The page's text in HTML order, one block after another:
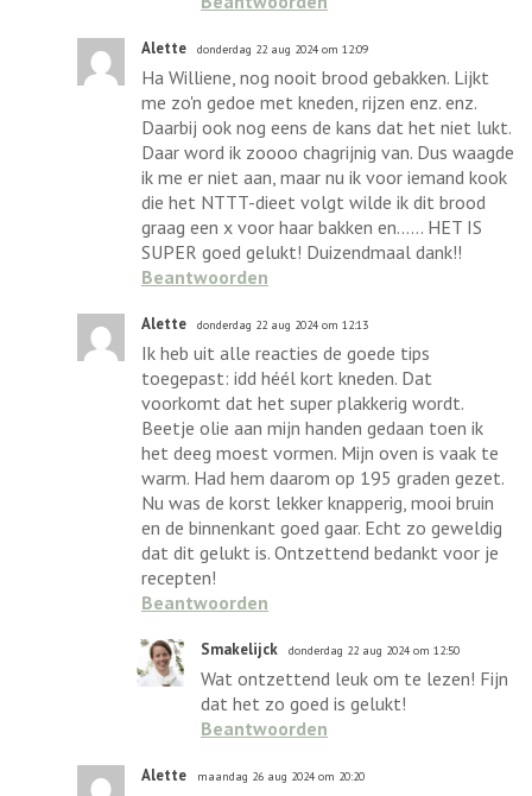
Alette donderdag 22 aug 2024 om 12:09
Ha Williene, nog nooit brood gebakken. Lijkt
me zo'n gedoe met kneden, rijzen enz. enz.
Daarbij ook nog eens de kans dat het niet lukt.
Daar word ik zoooo chagrijnig van. Dus waagde
ik me er niet aan, maar nu ik voor iemand kook
die het NTTT-dieet volgt wilde ik dit brood
graag een x voor haar bakken en...... HET IS
SUPER goed gelukt! Duizendmaal dank!!
Beantwoorden
Alette donderdag 22 aug 2024 om 12:13
Ik heb uit alle reacties de goede tips
toegepast: idd héél kort kneden. Dat
voorkomt dat het super plakkerig wordt.
Beetje olie aan mijn handen gedaan toen ik
het deeg moest vormen. Mijn oven is vaak te
warm. Had hem daarom op 195 graden gezet.
Nu was de korst lekker knapperig, mooi bruin
en de binnenkant goed gaar. Echt zo geweldig
dat dit gelukt is. Ontzettend bedankt voor je
recepten!
Beantwoorden
Smakelijck donderdag 22 aug 2024 om 12:50
Wat ontzettend leuk om te lezen! Fijn
dat het zo goed is gelukt!
Beantwoorden
Alette maandag 26 aug 2024 om 20:20